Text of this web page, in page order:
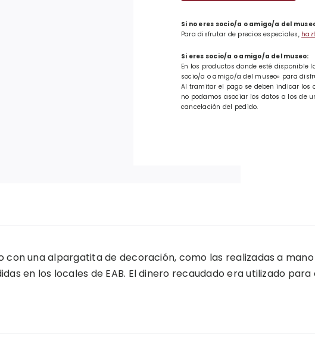
Si no eres socio/a o amigo/a del
Para disfrutar de precios especiales,
Si eres socio/a o amigo/a del museo:
En los productos donde esté disponible
socio/a o amigo/a del museo» para
Al tramitar el pago se deben indicar los
no podamos asociar los datos a los de
cancelación del pedido.
con una alpargatita de decoración, como las realizadas a
en los locales de EAB. El dinero recaudado era utilizado